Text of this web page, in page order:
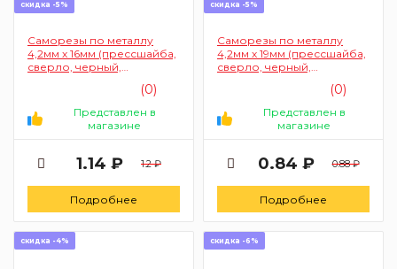
скидка -5%
Саморезы по металлу
4,2мм х 16мм (прессшайба,
сверло, черный,
(0)
Представлен в
магазине
1.14 ₽ 1.2 ₽
Подробнее
скидка -5%
Саморезы по металлу
4,2мм х 19мм (прессшайба,
сверло, черный,
(0)
Представлен в
магазине
0.84 ₽ 0.88 ₽
Подробнее
скидка -4% скидка -6%